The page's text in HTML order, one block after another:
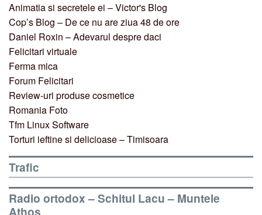
Animatia si secretele ei – Victor's Blog
Cop’s Blog – De ce nu are ziua 48 de ore
Daniel Roxin – Adevarul despre daci
Felicitari virtuale
Ferma mica
Forum Felicitari
Review-uri produse cosmetice
Romania Foto
Tfm Linux Software
Torturi ieftine si delicioase – Timisoara
Trafic
Radio ortodox – Schitul Lacu – Muntele
Athos